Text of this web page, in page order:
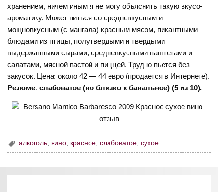
хранением, ничем иным я не могу объяснить такую вкусо-
ароматику. Может питься со средневкусным и
мощновкусным (с мангала) красным мясом, пикантными
блюдами из птицы, полутвердыми и твердыми
выдержанными сырами, средневкусными паштетами и
салатами, мясной пастой и пиццей. Трудно пьется без
закусок. Цена: около 42 — 44 евро (продается в Интернете).
Резюме: слабоватое (но близко к банальное) (5 из 10).
алкоголь вино красное ,слабоватое ,сухое